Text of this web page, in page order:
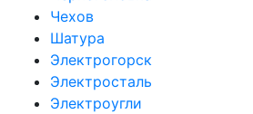
Чехов
Шатура
Электрогорск
Электросталь
Электроугли